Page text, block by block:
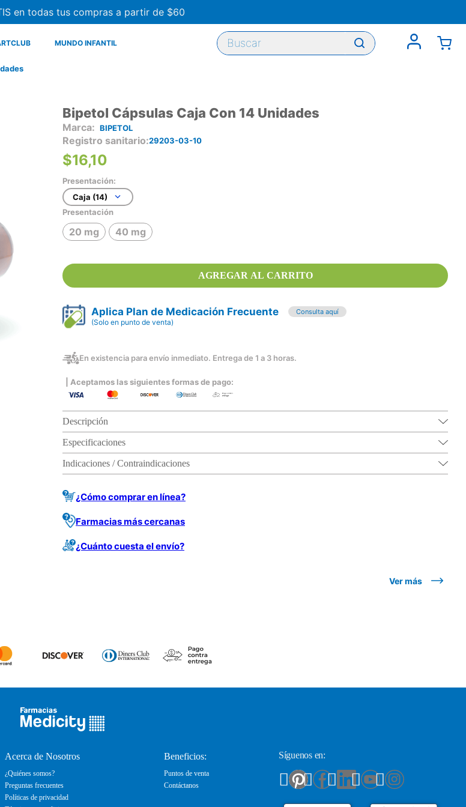
en todas tus compras a partir de $60
MUNDO INFANTIL
Buscar
Bipetol Cápsulas Caja Con 14 Unidades
BIPETOL
Registro sanitario 29203-03-10
$16,10
Presentación:
Caja (14)
Presentación
20 mg 40 mg
AGREGAR AL CARRITO
Aplica Plan de Medicación Frecuente
(Solo en punto de venta)
Consulta aquí
En existencia para envío inmediato. Entrega de 1 a 3 horas.
| Aceptamos las siguientes formas de pago:
Descripción
Especificaciones
Indicaciones / Contraindicaciones
¿Cómo comprar en línea?
Farmacias más cercanas
¿Cuánto cuesta el envío?
Ver más
Acerca de Nosotros
¿Quiénes somos?
Preguntas frecuentes
Políticas de privacidad
Beneficios:
Puntos de venta
Contáctanos
Síguenos en: